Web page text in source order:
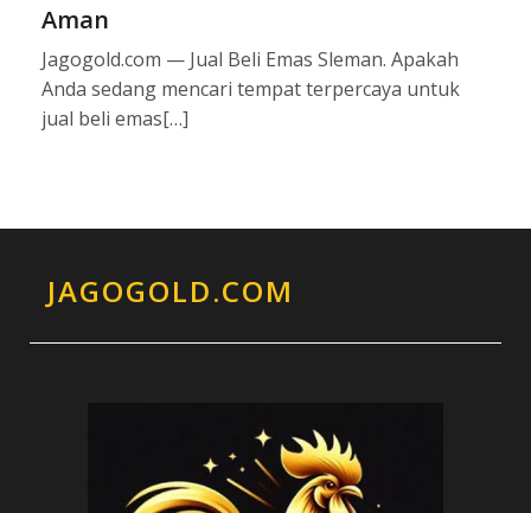
Aman
Jagogold.com — Jual Beli Emas Sleman. Apakah
Anda sedang mencari tempat terpercaya untuk
jual beli emas[…]
JAGOGOLD.COM